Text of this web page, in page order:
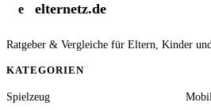
e elternetz.de
Ratgeber & Vergleiche für Eltern, Kinder
KATEGORIEN
Spielzeug